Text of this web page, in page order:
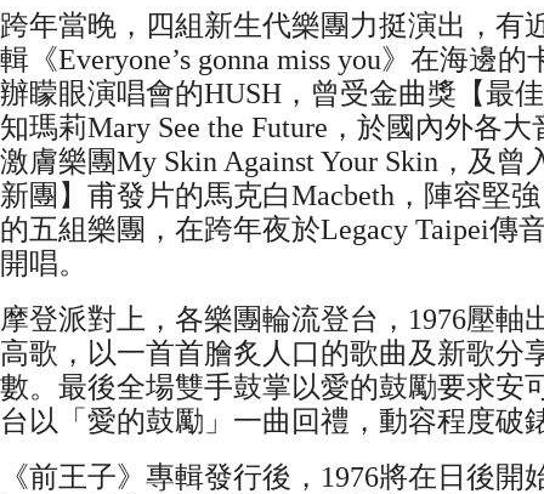
跨年當晚，四組新生代樂團力挺演出，有
輯《Everyone’s gonna miss you》在海邊的
辦矇眼演唱會的HUSH，曾受金曲獎【最
知瑪莉Mary See the Future，於國內外各
激膚樂團My Skin Against Your Skin，及曾
新團】甫發片的馬克白Macbeth，陣容堅
的五組樂團，在跨年夜於Legacy Taipei傳
開唱。
摩登派對上，各樂團輪流登台，1976壓軸
高歌，以一首首膾炙人口的歌曲及新歌分
數。最後全場雙手鼓掌以愛的鼓勵要求安
台以「愛的鼓勵」一曲回禮，動容程度破
《前王子》專輯發行後，1976將在日後開